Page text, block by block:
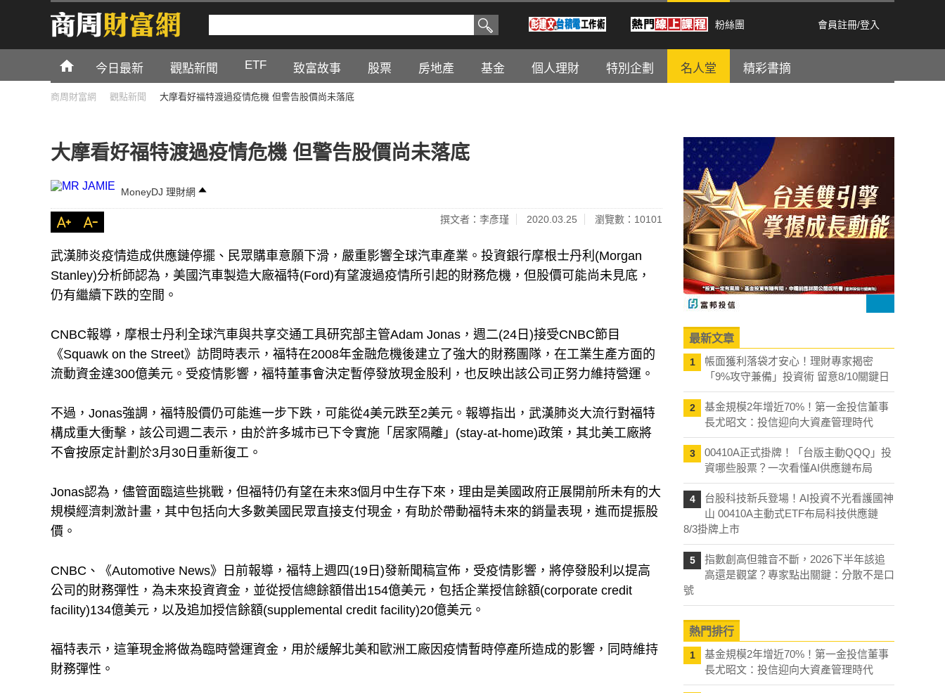
粉絲團 會員註冊/登入
今日最新 觀點新聞 ETF 致富故事 股票 房地產 基金 個人理財 特別企劃 名人堂 精彩書摘
商周財富網 觀點新聞 大摩看好福特渡過疫情危機 但警告股價尚未落底
大摩看好福特渡過疫情危機 但警告股價尚未落底
MoneyDJ 理財網
撰文者：李彥瑾 2020.03.25 瀏覽數：10101
武漢肺炎疫情造成供應鏈停擺、民眾購車意願下滑，嚴重影響全球汽車產業。投資銀行摩根士丹利(Morgan
Stanley)分析師認為，美國汽車製造大廠福特(Ford)有望渡過疫情所引起的財務危機，但股價可能尚未見底，
仍有繼續下跌的空間。
CNBC報導，摩根士丹利全球汽車與共享交通工具研究部主管Adam Jonas，週二(24日)接受CNBC節目
《Squawk on the Street》訪問時表示，福特在2008年金融危機後建立了強大的財務團隊，在工業生產方面的
流動資金達300億美元。受疫情影響，福特董事會決定暫停發放現金股利，也反映出該公司正努力維持營運。
不過，Jonas強調，福特股價仍可能進一步下跌，可能從4美元跌至2美元。報導指出，武漢肺炎大流行對福特
構成重大衝擊，該公司週二表示，由於許多城市已下令實施「居家隔離」(stay-at-home)政策，其北美工廠將
不會按原定計劃於3月30日重新復工。
Jonas認為，儘管面臨這些挑戰，但福特仍有望在未來3個月中生存下來，理由是美國政府正展開前所未有的大
規模經濟刺激計畫，其中包括向大多數美國民眾直接支付現金，有助於帶動福特未來的銷量表現，進而提振股
價。
CNBC、《Automotive News》日前報導，福特上週四(19日)發新聞稿宣佈，受疫情影響，將停發股利以提高
公司的財務彈性，為未來投資資金，並從授信總餘額借出154億美元，包括企業授信餘額(corporate credit
facility)134億美元，以及追加授信餘額(supplemental credit facility)20億美元。
福特表示，這筆現金將做為臨時營運資金，用於緩解北美和歐洲工廠因疫情暫時停產所造成的影響，同時維持
財務彈性。
最新文章
1
帳面獲利落袋才安心！理財專家揭密
「9%攻守兼備」投資術 留意8/10關鍵日
2
基金規模2年增近70%！第一金投信董事
長尤昭文：投信迎向大資產管理時代
3
00410A正式掛牌！「台版主動QQQ」投
資哪些股票？一次看懂AI供應鏈布局
4
台股科技新兵登場！AI投資不光看護國神
山 00410A主動式ETF布局科技供應鏈
8/3掛牌上市
5
指數創高但雜音不斷，2026下半年該追
高還是觀望？專家點出關鍵：分散不是口
號
熱門排行
1
基金規模2年增近70%！第一金投信董事
長尤昭文：投信迎向大資產管理時代